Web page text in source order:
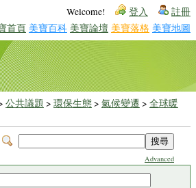
Welcome! 登入 註冊
首頁 美寶百科 美寶論壇 美寶落格 美寶地圖
公共議題 > 環保生態> 氣候變遷 > 全球暖
Advanced